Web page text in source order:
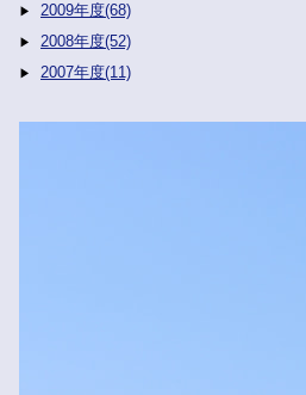
2009年度(68)
2008年度(52)
2007年度(11)